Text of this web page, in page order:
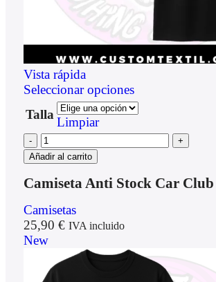
Vista rápida
Seleccionar opciones
Talla
Limpiar
Añadir al carrito
Camiseta Anti Stock Car Club
Camisetas
25,90 € IVA incluido
New